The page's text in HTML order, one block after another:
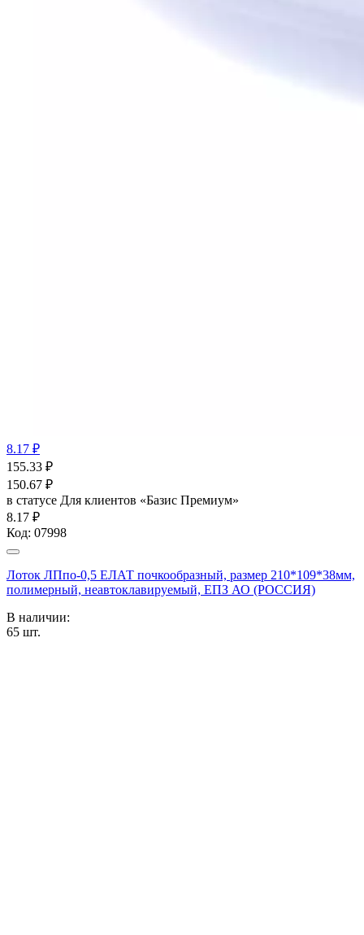
8.17 ₽
155.33 ₽
150.67 ₽
в статусе Для клиентов «Базис Премиум»
8.17 ₽
Код: 07998
Лоток ЛПпо-0,5 ЕЛАТ почкообразный, размер 210*109*38мм,
полимерный, неавтоклавируемый, ЕПЗ АО (РОССИЯ)
В наличии:
65 шт.